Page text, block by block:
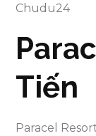
Tiến
Paracel